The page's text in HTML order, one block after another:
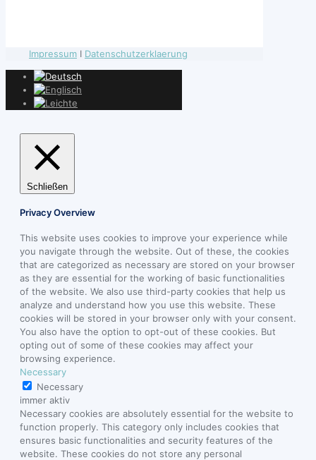
Impressum I Datenschutzerklaerung
Schließen
Privacy Overview
This website uses cookies to improve your experience while
you navigate through the website. Out of these, the cookies
that are categorized as necessary are stored on your browser
as they are essential for the working of basic functionalities
of the website. We also use third-party cookies that help us
analyze and understand how you use this website. These
cookies will be stored in your browser only with your consent.
You also have the option to opt-out of these cookies. But
opting out of some of these cookies may affect your
browsing experience.
Necessary
Necessary
immer aktiv
Necessary cookies are absolutely essential for the website to
function properly. This category only includes cookies that
ensures basic functionalities and security features of the
website. These cookies do not store any personal